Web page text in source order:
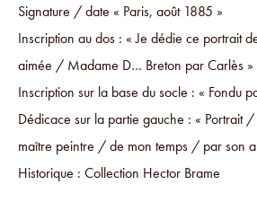
Signature / date « Paris, août 1885 »
Inscription au dos : « Je dédie ce portrait
aimée / Madame D… Breton par Carlès »
Inscription sur la base du socle : « Fondu
Dédicace sur la partie gauche : « Portrait
maître peintre / de mon temps / par son
Historique : Collection Hector Brame